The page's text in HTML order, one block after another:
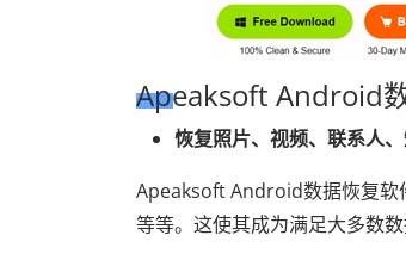
Apeaksoft Android
恢复照片、视频、联系人
Apeaksoft Android数据恢复软
等等。这使其成为满足大多数